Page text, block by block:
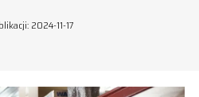
2024-11-17